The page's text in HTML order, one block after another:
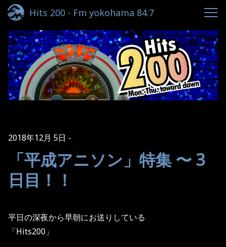
Hits 200 - Fm yokohama 84.7
2018年12月 5日
「平成アニソン」特集 〜 3
日目！！
平日の深夜から早朝にお送りしている
「Hits200」